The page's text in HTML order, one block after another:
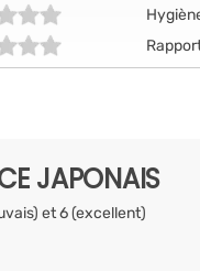
JAPONAIS
et 6 (excellent)